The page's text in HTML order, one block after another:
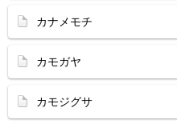
カナメモチ
カモガヤ
カモジグサ